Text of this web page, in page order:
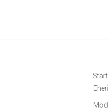
Start